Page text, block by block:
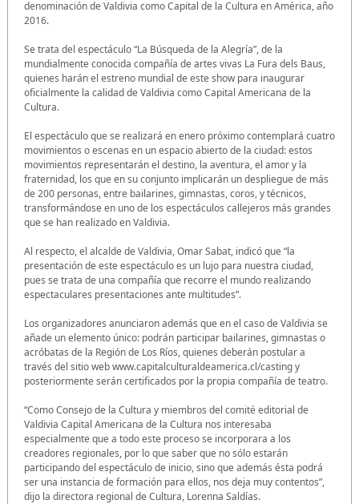
denominación de Valdivia como Capital de la Cultura en América, año
2016.
Se trata del espectáculo “La Búsqueda de la Alegría”, de la
mundialmente conocida compañía de artes vivas La Fura dels Baus,
quienes harán el estreno mundial de este show para inaugurar
oficialmente la calidad de Valdivia como Capital Americana de la
Cultura.
El espectáculo que se realizará en enero próximo contemplará cuatro
movimientos o escenas en un espacio abierto de la ciudad: estos
movimientos representarán el destino, la aventura, el amor y la
fraternidad, los que en su conjunto implicarán un despliegue de más
de 200 personas, entre bailarines, gimnastas, coros, y técnicos,
transformándose en uno de los espectáculos callejeros más grandes
que se han realizado en Valdivia.
Al respecto, el alcalde de Valdivia, Omar Sabat, indicó que “la
presentación de este espectáculo es un lujo para nuestra ciudad,
pues se trata de una compañía que recorre el mundo realizando
espectaculares presentaciones ante multitudes”.
Los organizadores anunciaron además que en el caso de Valdivia se
añade un elemento único: podrán participar bailarines, gimnastas o
acróbatas de la Región de Los Ríos, quienes deberán postular a
través del sitio web www.capitalculturaldeamerica.cl/casting y
posteriormente serán certificados por la propia compañía de teatro.
“Como Consejo de la Cultura y miembros del comité editorial de
Valdivia Capital Americana de la Cultura nos interesaba
especialmente que a todo este proceso se incorporara a los
creadores regionales, por lo que saber que no sólo estarán
participando del espectáculo de inicio, sino que además ésta podrá
ser una instancia de formación para ellos, nos deja muy contentos”,
dijo la directora regional de Cultura, Lorenna Saldías.